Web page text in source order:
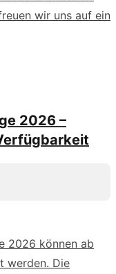
wir uns auf ein
2026 –
2026 können ab
werden. Die